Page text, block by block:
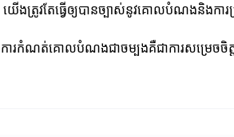
ងត្រូវតែធ្វើឲ្យបានច្បាស់នូវគោលបំណងនិងកា
ការកំណត់គោលបំណងជាចម្បងគឺជាការសម្រេចចិត្